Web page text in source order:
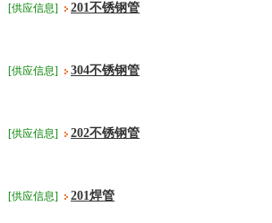
[供应信息] 201不锈钢管
[供应信息] 304不锈钢管
[供应信息] 202不锈钢管
[供应信息] 201焊管